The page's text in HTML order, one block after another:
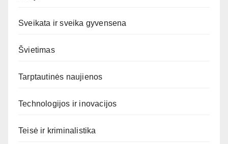
Sveikata ir sveika gyvensena
Švietimas
Tarptautinės naujienos
Technologijos ir inovacijos
Teisė ir kriminalistika